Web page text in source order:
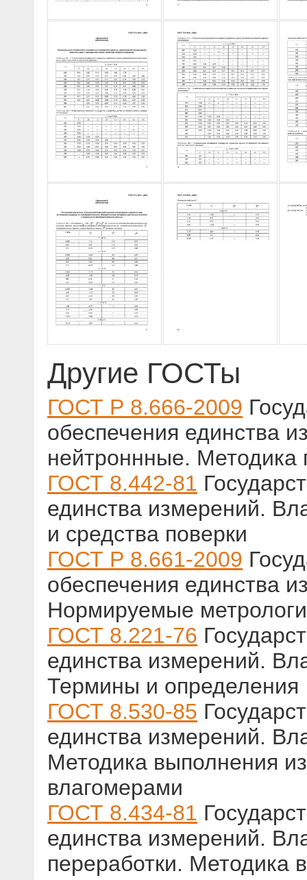
Другие ГОСТы
ГОСТ Р 8.666-2009
обеспечения единства
нейтроннные. Методика
ГОСТ 8.442-81
единства измерений.
и средства поверки
ГОСТ Р 8.661-2009
обеспечения единства
Нормируемые
ГОСТ 8.221-76
единства измерений.
Термины и определения
ГОСТ 8.530-85
единства измерений.
Методика выполнения
влагомерами
ГОСТ 8.434-81
единства измерений.
переработки. Методика